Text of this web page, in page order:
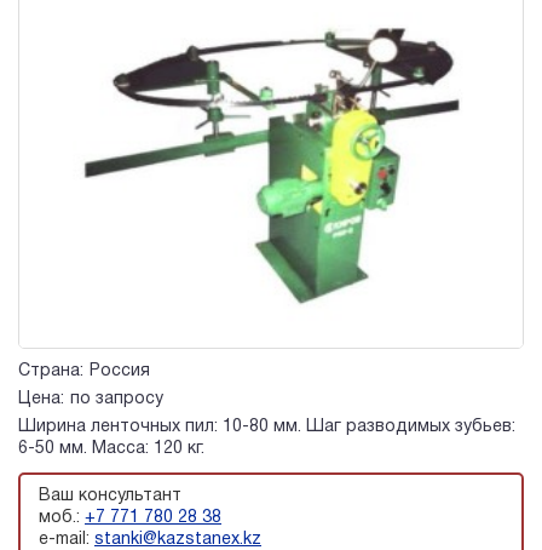
Страна:
Россия
Цена:
по запросу
Ширина ленточных пил: 10-80 мм. Шаг разводимых зубьев:
6-50 мм. Масса: 120 кг.
Ваш консультант
моб.: +7 771 780 28 38
e-mail: stanki@kazstanex.kz